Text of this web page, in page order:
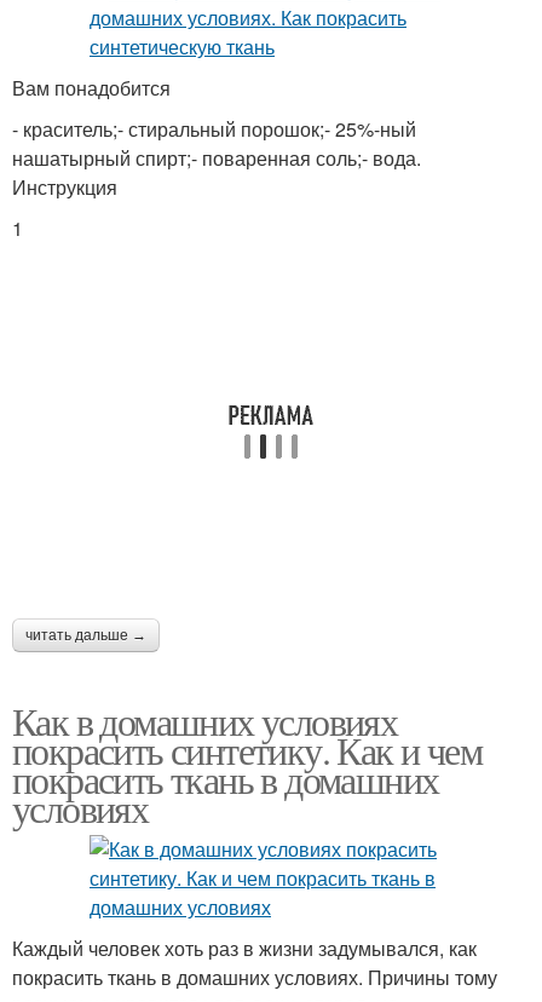
Вам понадобится
- краситель;- стиральный порошок;- 25%-ный
нашатырный спирт;- поваренная соль;- вода.
Инструкция
1
читать дальше →
Как в домашних условиях
покрасить синтетику. Как и чем
покрасить ткань в домашних
условиях
Каждый человек хоть раз в жизни задумывался, как
покрасить ткань в домашних условиях. Причины тому